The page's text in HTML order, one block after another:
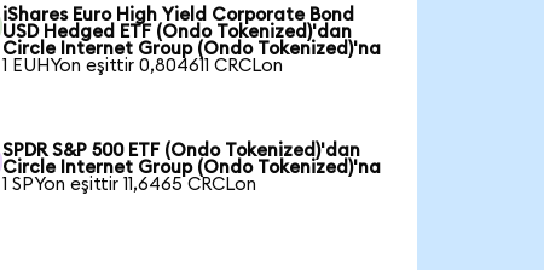
iShares Euro High Yield Corporate Bond
USD Hedged ETF (Ondo Tokenized)'dan
Circle Internet Group (Ondo Tokenized)'na
1 EUHYon eşittir 0,804611 CRCLon
SPDR S&P 500 ETF (Ondo Tokenized)'dan
Circle Internet Group (Ondo Tokenized)'na
1 SPYon eşittir 11,6465 CRCLon